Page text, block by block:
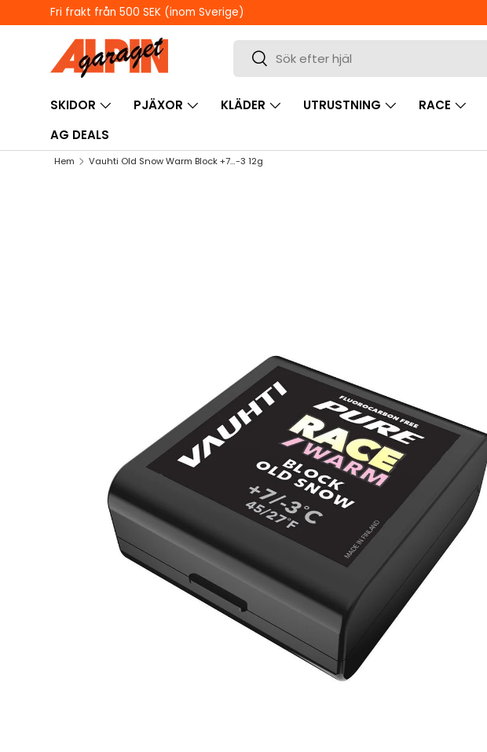
HOPPA TILL INNEHÅLL
Fri frakt från 500 SEK (inom Sverige)
Sök
Sök
SKIDOR PJÄXOR KLÄDER UTRUSTNING RACE
AG DEALS
Hem Vauhti Old Snow Warm Block +7…-3 12g